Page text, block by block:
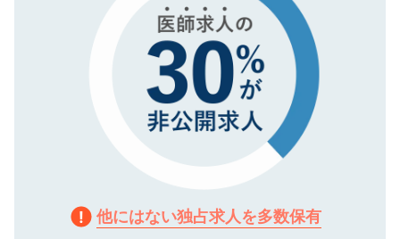
他にはない独占求人を多数保有